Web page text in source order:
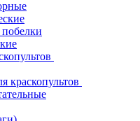
краскопультов